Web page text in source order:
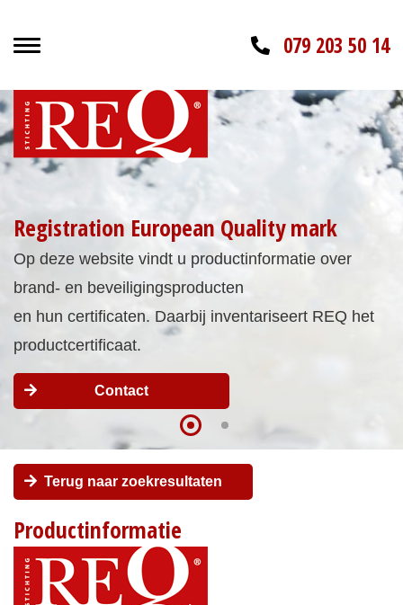
079 203 50 14
Registration European Quality mark
Op deze website vindt u productinformatie over
brand- en beveiligingsproducten
en hun certificaten. Daarbij inventariseert REQ het
productcertificaat.
Contact
Terug naar zoekresultaten
Productinformatie